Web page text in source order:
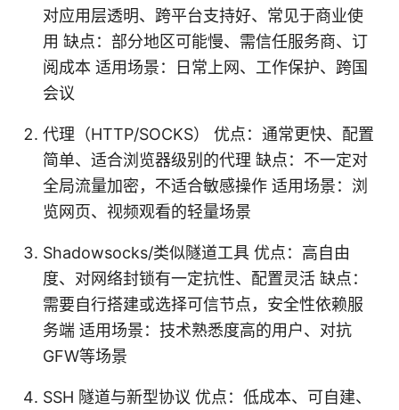
对应用层透明、跨平台支持好、常见于商业使
用 缺点：部分地区可能慢、需信任服务商、订
阅成本 适用场景：日常上网、工作保护、跨国
会议
代理（HTTP/SOCKS） 优点：通常更快、配置
简单、适合浏览器级别的代理 缺点：不一定对
全局流量加密，不适合敏感操作 适用场景：浏
览网页、视频观看的轻量场景
Shadowsocks/类似隧道工具 优点：高自由
度、对网络封锁有一定抗性、配置灵活 缺点：
需要自行搭建或选择可信节点，安全性依赖服
务端 适用场景：技术熟悉度高的用户、对抗
GFW等场景
SSH 隧道与新型协议 优点：低成本、可自建、